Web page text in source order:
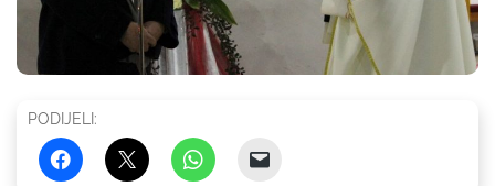
PODIJELI: